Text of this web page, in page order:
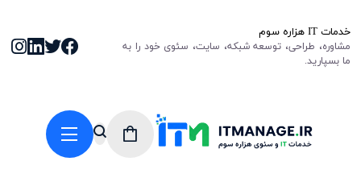
خدمات IT هزاره سوم
مشاوره، طراحی، توسعه شبکه، سایت، سئوی خود را به
ما بسپارید.